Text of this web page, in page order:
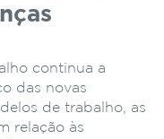
continua a
das novas
de trabalho, as
relação às